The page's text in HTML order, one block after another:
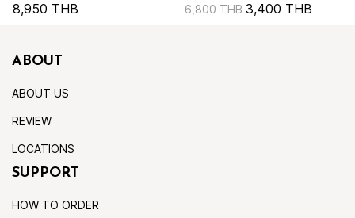
8,950 THB 6,800 THB 3,400 THB
ABOUT
ABOUT US
REVIEW
LOCATIONS
SUPPORT
HOW TO ORDER